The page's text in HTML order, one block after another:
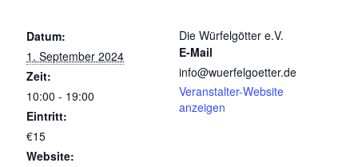
Datum:
1. September 2024
Zeit:
10:00 - 19:00
Eintritt:
€15
Website:
Die Würfelgötter e.V.
E-Mail
info@wuerfelgoetter.de
Veranstalter-Website
anzeigen